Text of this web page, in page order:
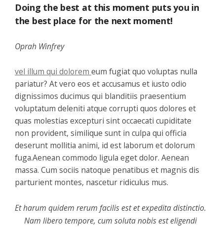
Doing the best at this moment puts you in
the best place for the next moment!
Oprah Winfrey
vel illum qui dolorem eum fugiat quo voluptas nulla
pariatur? At vero eos et accusamus et iusto odio
dignissimos ducimus qui blanditiis praesentium
voluptatum deleniti atque corrupti quos dolores et
quas molestias excepturi sint occaecati cupiditate
non provident, similique sunt in culpa qui officia
deserunt mollitia animi, id est laborum et dolorum
fuga.Aenean commodo ligula eget dolor. Aenean
massa. Cum sociis natoque penatibus et magnis dis
parturient montes, nascetur ridiculus mus.
Et harum quidem rerum facilis est et expedita distinctio.
Nam libero tempore, cum soluta nobis est eligendi